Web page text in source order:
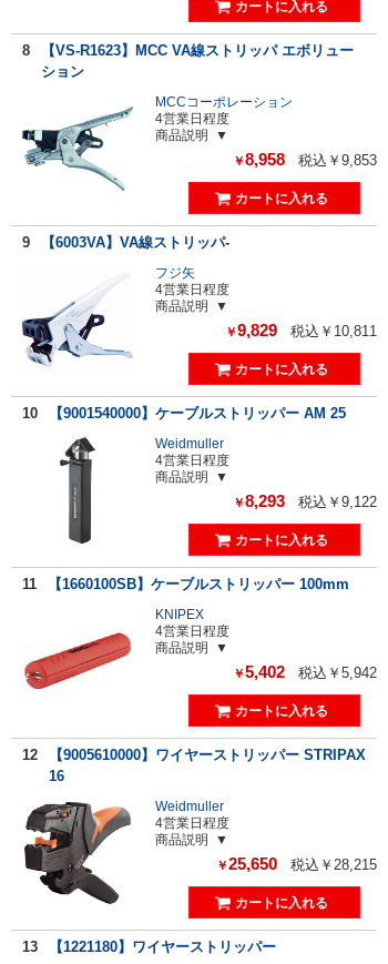
8
【VS-R1623】MCC VA線ストリッパ エボリュー
ション
MCCコーポレーション
4営業日程度
商品説明
￥8,958 税込￥9,853
9 【6003VA】VA線ストリッパ-
フジ矢
4営業日程度
商品説明
￥9,829 税込￥10,811
10 【9001540000】ケーブルストリッパー AM 25
Weidmuller
4営業日程度
商品説明
￥8,293 税込￥9,122
11 【1660100SB】ケーブルストリッパー 100mm
KNIPEX
4営業日程度
商品説明
￥5,402 税込￥5,942
12
【9005610000】ワイヤーストリッパー STRIPAX
16
Weidmuller
4営業日程度
商品説明
￥25,650 税込￥28,215
13 【1221180】ワイヤーストリッパー